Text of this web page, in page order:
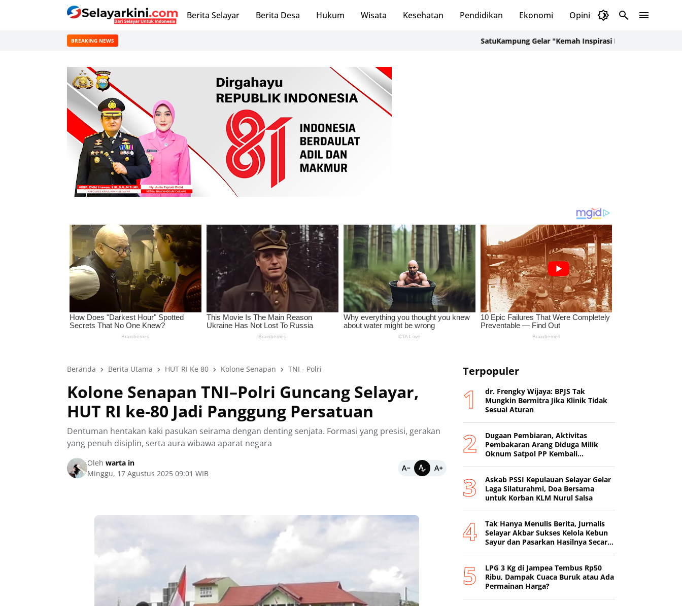
Berita Selayar Berita Desa Hukum Wisata Kesehatan Pendidikan Ekonomi Opini Selayar Kini
BREAKING NEWS SatuKampung Gelar "Kemah Inspirasi Kampung" di Desa
Beranda Berita Utama HUT RI Ke 80 Kolone Senapan TNI - Polri
Kolone Senapan TNI–Polri Guncang Selayar,
HUT RI ke-80 Jadi Panggung Persatuan
Dentuman hentakan kaki pasukan seirama dengan denting senjata. Formasi yang presisi, gerakan
yang penuh disiplin, serta aura wibawa aparat negara
Oleh warta in
Minggu, 17 Agustus 2025 09:01 WIB
Terpopuler
dr. Frengky Wijaya: BPJS Tak
Mungkin Bermitra Jika Klinik Tidak
Sesuai Aturan
Dugaan Pembiaran, Aktivitas
Pembakaran Arang Diduga Milik
Oknum Satpol PP Kembali
‎Askab PSSI Kepulauan Selayar Gelar
Laga Silaturahmi, Doa Bersama
untuk Korban KLM Nurul Salsa
‎Tak Hanya Menulis Berita, Jurnalis
Selayar Akbar Sukses Kelola Kebun
Sayur dan Pasarkan Hasilnya Secara
‎LPG 3 Kg di Jampea Tembus Rp50
Ribu, Dampak Cuaca Buruk atau Ada
Permainan Harga? ‎